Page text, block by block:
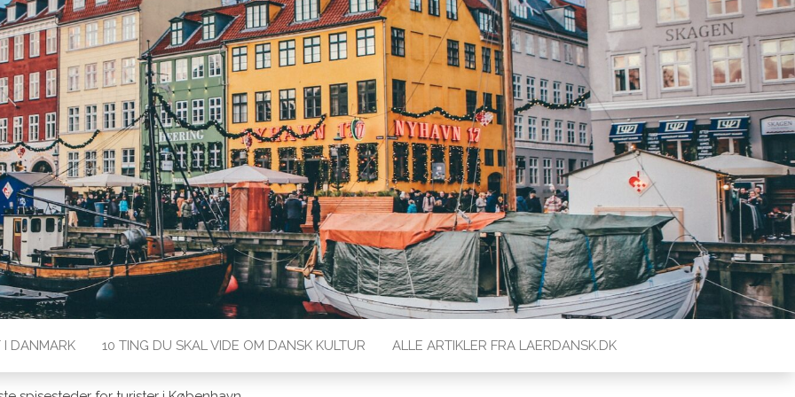
med Lærdansk
I DANMARK 10 TING DU SKAL VIDE OM DANSK KULTUR ALLE ARTIKLER FRA LAERDANSK.DK